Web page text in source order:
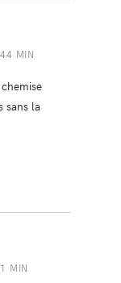
MIN
sans la
MIN